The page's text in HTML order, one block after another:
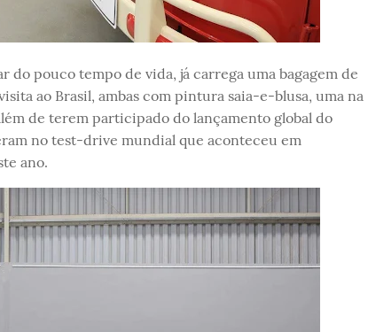
do pouco tempo de vida, já carrega uma bagagem de
ao Brasil, ambas com pintura saia-e-blusa, uma na
de terem participado do lançamento global do
no test-drive mundial que aconteceu em
ano.